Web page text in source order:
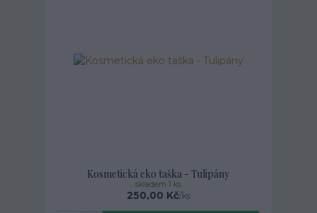
Kosmetická eko taška - Tulipány
250,00 Kč/ks
skladem 1 ks